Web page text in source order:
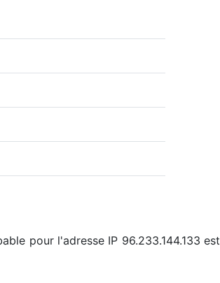
pour l'adresse IP 96.233.144.133